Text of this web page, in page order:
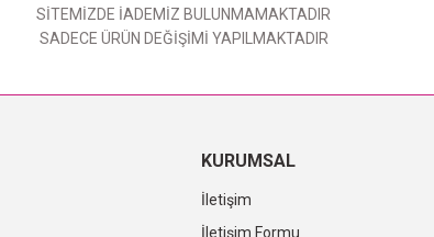
SİTEMİZDE İADEMİZ BULUNMAMAKTADIR
SADECE ÜRÜN DEĞİŞİMİ YAPILMAKTADIR
KURUMSAL
İletişim
İletişim Formu